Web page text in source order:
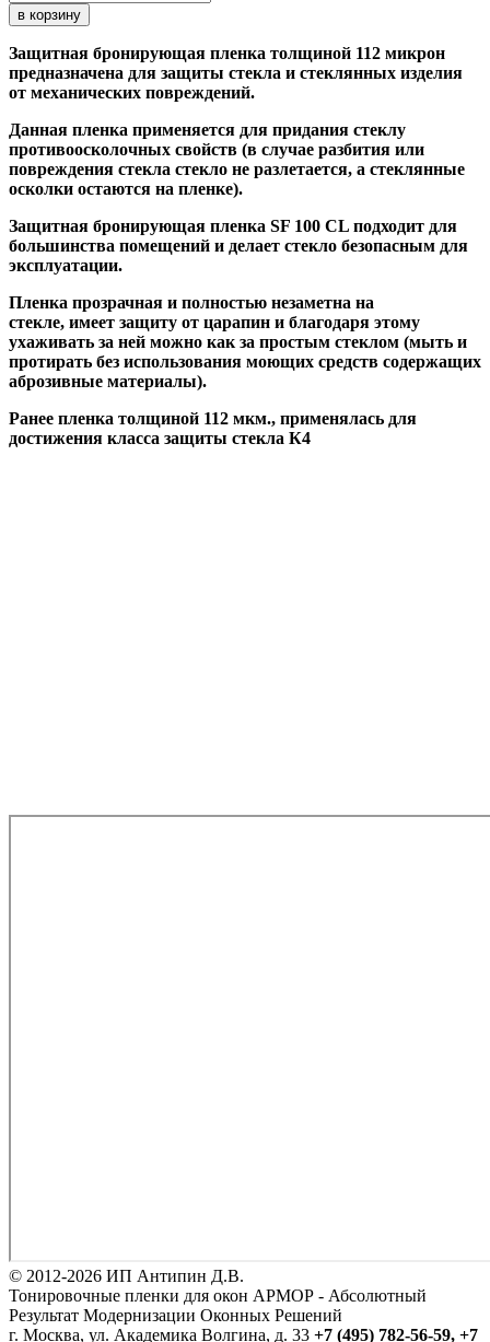
в корзину
Защитная бронирующая пленка толщиной 112 микрон
предназначена для защиты стекла и стеклянных изделия
от механических повреждений.
Данная пленка применяется для придания стеклу
противоосколочных свойств (в случае разбития или
повреждения стекла стекло не разлетается, а стеклянные
осколки остаются на пленке).
Защитная бронирующая пленка SF 100 CL подходит для
большинства помещений и делает стекло безопасным для
эксплуатации.
Пленка прозрачная и полностью незаметна на
стекле, имеет защиту от царапин и благодаря этому
ухаживать за ней можно как за простым стеклом (мыть и
протирать без использования моющих средств содержащих
аброзивные материалы).
Ранее пленка толщиной 112 мкм., применялась для
достижения класса защиты стекла К4
© 2012-2026 ИП Антипин Д.В.
Тонировочные пленки для окон АРМОР - Абсолютный
Результат Модернизации Оконных Решений
г. Москва, ул. Академика Волгина, д. 33 +7 (495) 782-56-59, +7